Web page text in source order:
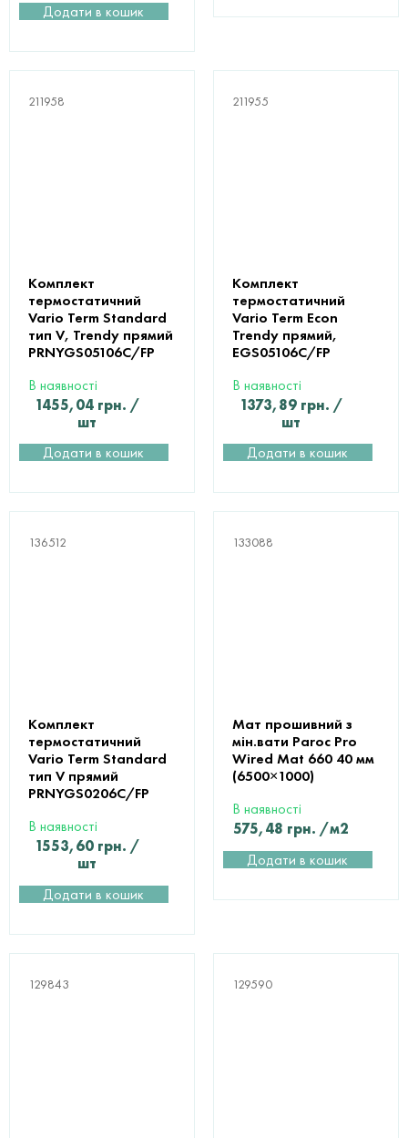
Додати в кошик
211958
Комплект
термостатичний
Vario Term Standard
тип V, Trendy прямий
PRNYGS05106C/FP
В наявності
1455,04 грн. /
шт
Додати в кошик
211955
Комплект
термостатичний
Vario Term Econ
Trendy прямий,
EGS05106C/FP
В наявності
1373,89 грн. /
шт
Додати в кошик
136512
Комплект
термостатичний
Vario Term Standard
тип V прямий
PRNYGS0206C/FP
В наявності
1553,60 грн. /
шт
Додати в кошик
133088
Мат прошивний з
мін.вати Paroc Pro
Wired Mat 660 40 мм
(6500×1000)
В наявності
575,48 грн. /м2
Додати в кошик
129843 129590